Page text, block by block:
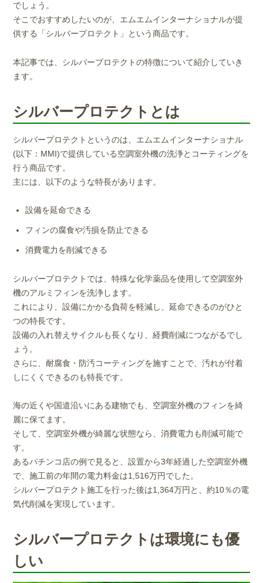
でしょう。
そこでおすすめしたいのが、エムエムインターナショナルが提
供する「シルバープロテクト」という商品です。
本記事では、シルバープロテクトの特徴について紹介していき
ます。
シルバープロテクトとは
シルバープロテクトというのは、エムエムインターナショナル
(以下：MMI)で提供している空調室外機の洗浄とコーティングを
行う商品です。
主には、以下のような特長があります。
設備を延命できる
フィンの腐食や汚損を防止できる
消費電力を削減できる
シルバープロテクトでは、特殊な化学薬品を使用して空調室外
機のアルミフィンを洗浄します。
これにより、設備にかかる負荷を軽減し、延命できるのがひと
つの特長です。
設備の入れ替えサイクルも長くなり、経費削減につながるでし
ょう。
さらに、耐腐食・防汚コーティングを施すことで、汚れが付着
しにくくできるのも特長です。
海の近くや国道沿いにある建物でも、空調室外機のフィンを綺
麗に保てます。
そして、空調室外機が綺麗な状態なら、消費電力も削減可能で
す。
あるパチンコ店の例で見ると、設置から3年経過した空調室外機
で、施工前の年間の電力料金は1,516万円でした。
シルバープロテクト施工を行った後は1,364万円と、約10％の電
気代削減を実現しています。
シルバープロテクトは環境にも優
しい